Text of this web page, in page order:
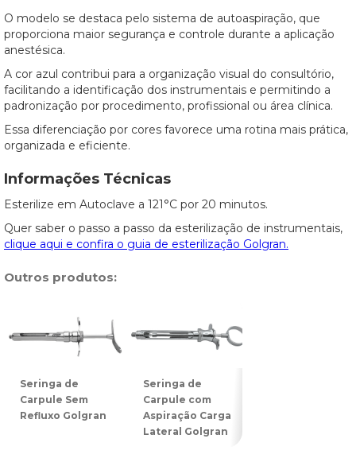
O modelo se destaca pelo sistema de autoaspiração, que
proporciona maior segurança e controle durante a aplicação
anestésica.
A cor azul contribui para a organização visual do consultório,
facilitando a identificação dos instrumentais e permitindo a
padronização por procedimento, profissional ou área clínica.
Essa diferenciação por cores favorece uma rotina mais prática,
organizada e eficiente.
Informações Técnicas
Esterilize em Autoclave a 121°C por 20 minutos.
Quer saber o passo a passo da esterilização de instrumentais,
clique aqui e confira o guia de esterilização Golgran.
Outros produtos:
Seringa de
Carpule Sem
Refluxo Golgran
Seringa de
Carpule com
Aspiração Carga
Lateral Golgran